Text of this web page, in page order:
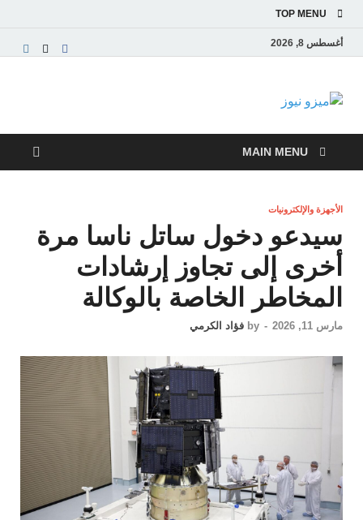
TOP MENU
أغسطس 8, 2026
ميزو نيوز
والاقتصادية
MAIN MENU
الأجهزة والإلكترونيات
سيدعو دخول ساتل ناسا مرة
أخرى إلى تجاوز إرشادات
المخاطر الخاصة بالوكالة
مارس 11, 2026 -
by فؤاد الكرمي